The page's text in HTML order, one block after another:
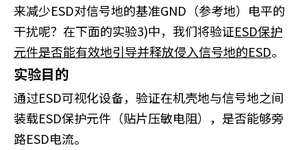
来减少ESD对信号地的基准GND（参考地）电平的
干扰呢？在下面的实验3)中，我们将验证ESD保护
元件是否能有效地引导并释放侵入信号地的ESD。
实验目的
通过ESD可视化设备，验证在机壳地与信号地之间
装载ESD保护元件（贴片压敏电阻），是否能够旁
路ESD电流。